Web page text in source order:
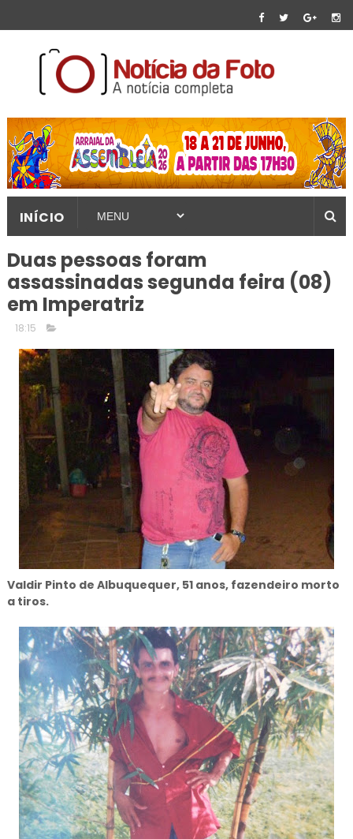
INÍCIO
Duas pessoas foram
assassinadas segunda feira (08)
em Imperatriz
18:15
Valdir Pinto de Albuquequer, 51 anos, fazendeiro morto
a tiros.